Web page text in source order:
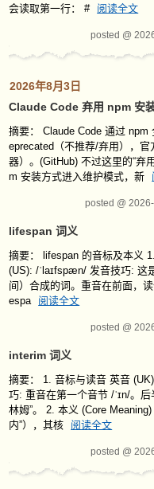
会读取第一行： # 阅读全文
posted @
2026年8月3日
Claude Code 弃用 npm 安
摘要： Claude Code 通过
eprecated（不推荐/弃用），
器）。(GitHub) 不过这里的“弃
m 安装方式进入维护模式，新
posted @
lifespan 词义
摘要： lifespan 的音标及本义
(US): /ˈlaɪfspæn/ 发音技巧: 这
间）合成的词。重音在前面，
espa 阅读全文
posted @
interim 词义
摘要： 1. 音标与读音 英音
巧: 重音在第一个音节 /ˈɪn/。
林姆”。 2. 本义 (Core
内”），其核
阅读全文
posted @